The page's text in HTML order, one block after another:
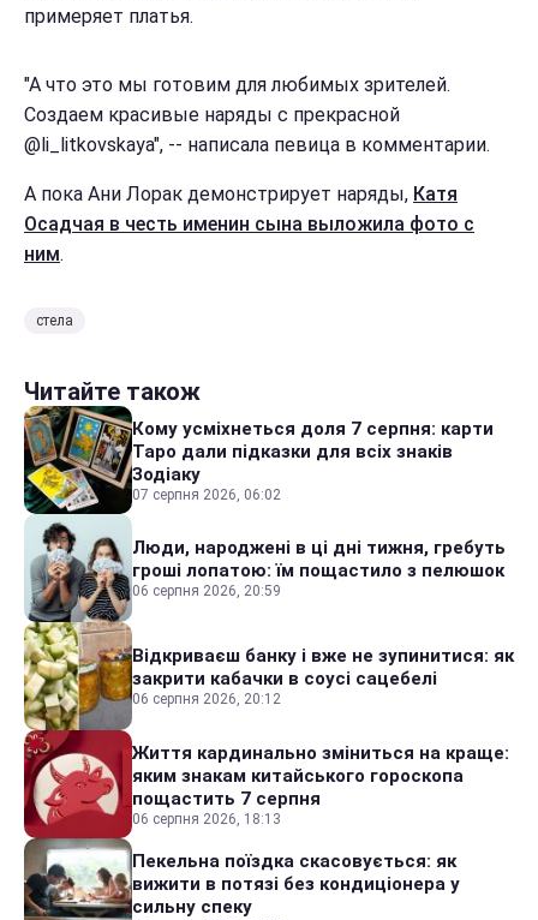
примеряет платья.
"А что это мы готовим для любимых зрителей.
Создаем красивые наряды с прекрасной
@li_litkovskaya", -- написала певица в комментарии.
А пока Ани Лорак демонстрирует наряды, Катя
Осадчая в честь именин сына выложила фото с
ним.
стела
Читайте також
Кому усміхнеться доля 7 серпня: карти
Таро дали підказки для всіх знаків
Зодіаку
07 серпня 2026, 06:02
Люди, народжені в ці дні тижня, гребуть
гроші лопатою: їм пощастило з пелюшок
06 серпня 2026, 20:59
Відкриваєш банку і вже не зупинитися: як
закрити кабачки в соусі сацебелі
06 серпня 2026, 20:12
Життя кардинально зміниться на краще:
яким знакам китайського гороскопа
пощастить 7 серпня
06 серпня 2026, 18:13
Пекельна поїздка скасовується: як
вижити в потязі без кондиціонера у
сильну спеку